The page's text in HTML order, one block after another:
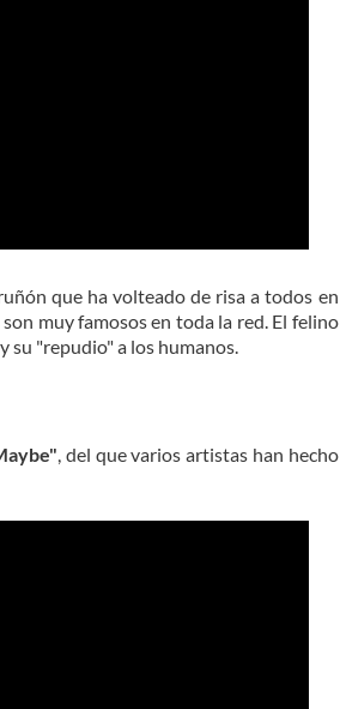
que ha volteado de risa a todos en
muy famosos en toda la red. El felino
su "repudio" a los humanos.
, del que varios artistas han hecho